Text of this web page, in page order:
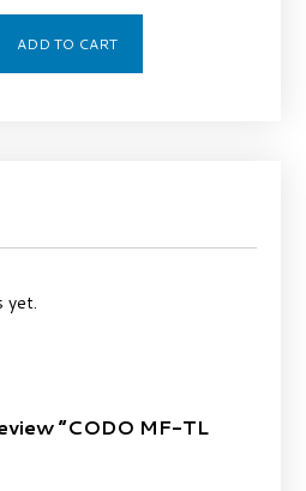
ADD TO CART
yet.
“CODO MF-TL